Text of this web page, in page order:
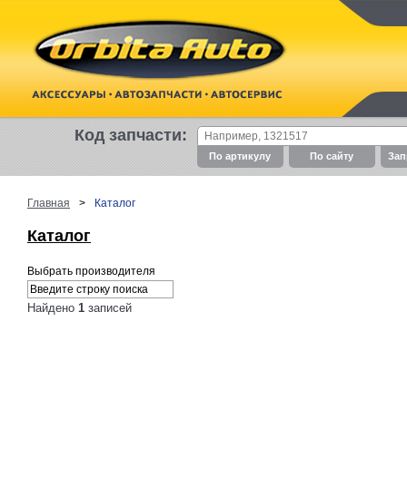
Код запчасти:
По артикулу По cайту
Главная > Каталог
Каталог
Выбрать производителя
Найдено 1 записей